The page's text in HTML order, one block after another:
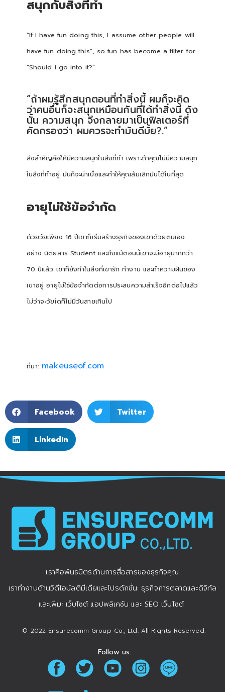
สนุกกับสิ่งที่ทำ
“If I have fun doing this, I assume other people will
have fun doing this”, so fun has become a filter for
“Should I go into it?”
“ถ้าผมรู้สึกสนุกตอนที่ทำสิ่งนี้ ผมก็จะคิด
ว่าคนอื่นก็จะสนุกเหมือนกันที่ได้ทำสิ่งนี้ ดัง
นั้น ความสนุก จึงกลายมาเป็นฟิลเตอร์ที่
คัดกรองว่า ผมควรจะทำมันดีมั้ย?.”
สิ่งสำคัญคือให้มีความสนุกในสิ่งที่ทำ เพราะถ้าคุณไม่มีความสนุก
ในสิ่งที่ทำอยู่ มันก็จะน่าเบื่อและทำให้คุณล้มเลิกมันได้ในที่สุด
อายุไม่ใช้ข้อจำกัด
ด้วยวัยเพียง 16 ปีเขาก็เริ่มสร้างธุรกิจของเขาด้วยตนเอง
อย่าง นิตยสาร Student และถึงแม้ตอนนี้เขาจะมีอายุมากกว่า
70 ปีแล้ว เขาก็ยังทำในสิ่งที่เขารัก ทำงาน และทำความฝันของ
เขาอยู่ อายุไม่ใช่ข้อจำกัดต่อการประสบความสำเร็จอีกต่อไปแล้ว
ไม่ว่าจะวัยใดก็ไม่มีวันสายเกินไป
ที่มา: makeuseof.com
Facebook Twitter
LinkedIn
เราคือพันธมิตรด้านการสื่อสารของธุรกิจคุณ
เราทำงานด้านวิดีโอมัลติมีเดียและโปรดักชั่น: ธุรกิจการตลาดและดิจิทัล
และเพิ่ม: เว็บไซต์ แอปพลิเคชัน และ SEO เว็บไซต์
© 2022 Ensurecomm Group Co., Ltd. All Rights Reserved.
Follow us: